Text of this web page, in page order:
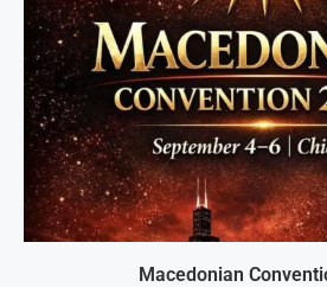
Macedonian